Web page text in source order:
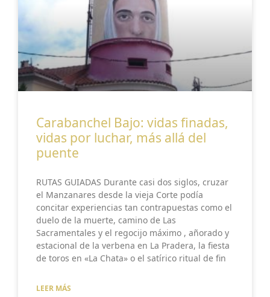
Carabanchel Bajo: vidas finadas,
vidas por luchar, más allá del
puente
RUTAS GUIADAS Durante casi dos siglos, cruzar
el Manzanares desde la vieja Corte podía
concitar experiencias tan contrapuestas como el
duelo de la muerte, camino de Las
Sacramentales y el regocijo máximo , añorado y
estacional de la verbena en La Pradera, la fiesta
de toros en «La Chata» o el satírico ritual de fin
LEER MÁS